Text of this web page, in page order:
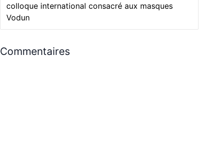
colloque international consacré aux masques
Vodun
Commentaires